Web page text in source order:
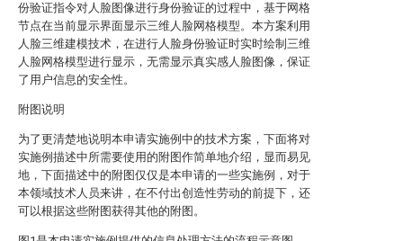
份验证指令对人脸图像进行身份验证的过程中，基于网格
节点在当前显示界面显示三维人脸网格模型。本方案利用
人脸三维建模技术，在进行人脸身份验证时实时绘制三维
人脸网格模型进行显示，无需显示真实感人脸图像，保证
了用户信息的安全性。
附图说明
为了更清楚地说明本申请实施例中的技术方案，下面将对
实施例描述中所需要使用的附图作简单地介绍，显而易见
地，下面描述中的附图仅仅是本申请的一些实施例，对于
本领域技术人员来讲，在不付出创造性劳动的前提下，还
可以根据这些附图获得其他的附图。